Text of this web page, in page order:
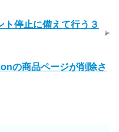
ト停止に備えて行う３
の商品ページが削除さ